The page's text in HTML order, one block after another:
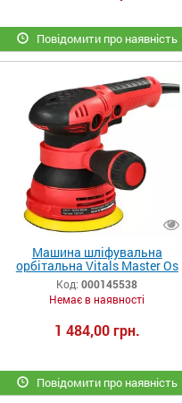
Повідомити про наявність
Машина шліфувальна
орбітальна Vitals Master Os
30125Sv
Код: 000145538
Немає в наявності
1 484,00 грн.
Повідомити про наявність